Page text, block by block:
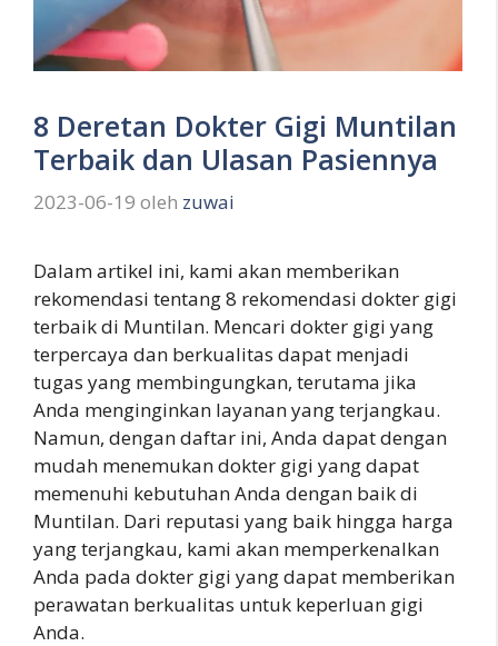
8 Deretan Dokter Gigi Muntilan
Terbaik dan Ulasan Pasiennya
2023-06-19 oleh zuwai
Dalam artikel ini, kami akan memberikan
rekomendasi tentang 8 rekomendasi dokter gigi
terbaik di Muntilan. Mencari dokter gigi yang
terpercaya dan berkualitas dapat menjadi
tugas yang membingungkan, terutama jika
Anda menginginkan layanan yang terjangkau.
Namun, dengan daftar ini, Anda dapat dengan
mudah menemukan dokter gigi yang dapat
memenuhi kebutuhan Anda dengan baik di
Muntilan. Dari reputasi yang baik hingga harga
yang terjangkau, kami akan memperkenalkan
Anda pada dokter gigi yang dapat memberikan
perawatan berkualitas untuk keperluan gigi
Anda.